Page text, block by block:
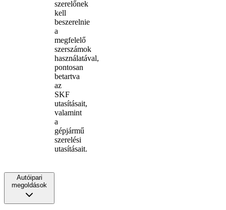
szerelőnek
kell
beszerelnie
a
megfelelő
szerszámok
használatával,
pontosan
betartva
az
SKF
utasításait,
valamint
a
gépjármű
szerelési
utasításait.
Autóipari
megoldások